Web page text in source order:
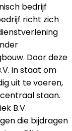
bedrijf
richt zich
Door deze
in staat om
uit te voeren,
staan.
B.V.
die bijdragen